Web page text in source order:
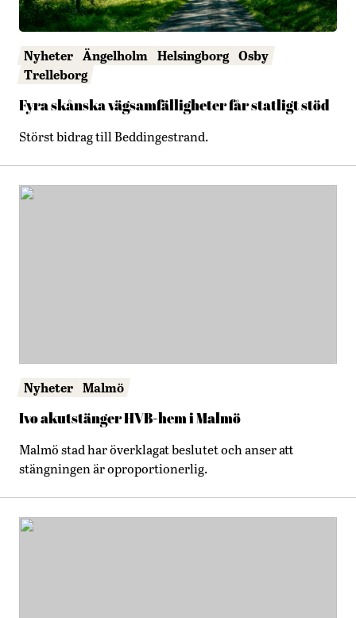
Nyheter Ängelholm Helsingborg Osby
Trelleborg
Fyra skånska vägsamfälligheter får statligt stöd
Störst bidrag till Beddingestrand.
Nyheter Malmö
Ivo akutstänger HVB-hem i Malmö
Malmö stad har överklagat beslutet och anser att
stängningen är oproportionerlig.